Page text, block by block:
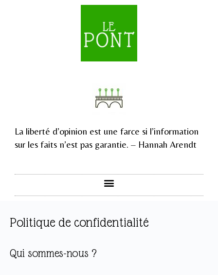
La liberté d’opinion est une farce si l’information
sur les faits n’est pas garantie. – Hannah Arendt
Politique de confidentialité
Qui sommes-nous ?